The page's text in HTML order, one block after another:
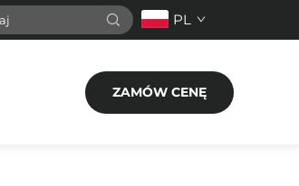
PL
ZAMÓW CENĘ